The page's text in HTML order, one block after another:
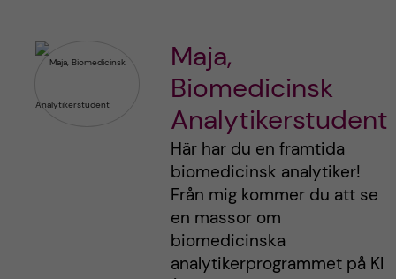
Maja,
Biomedicinsk
Analytikerstudent
Här har du en framtida
biomedicinsk analytiker!
Från mig kommer du att se
en massor om
biomedicinska
analytikerprogrammet på KI